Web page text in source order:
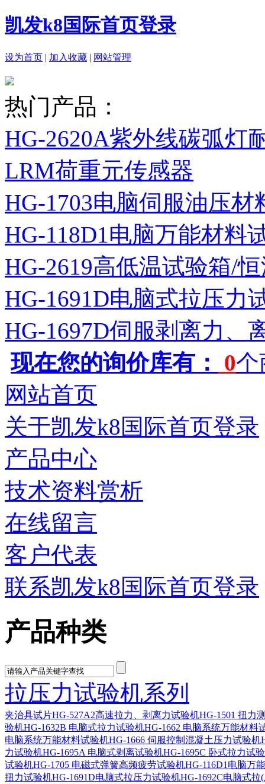
凯发k8国际首页登录
设为首页 | 加入收藏 | 网站管理
热门产品：
HG-2620A紫外线碳弧灯
LRM荷重元传感器
HG-1703电脑伺服油压材
HG-118D1电脑万能材料
HG-2619高低温试验箱/
HG-1691D电脑式拉压力
HG-1697D伺服剥离力、
现在您的询价库有：
0个
网站首页
关于凯发k8国际首页登录
产品中心
技术资料赏析
在线留言
客户代表
联系凯发k8国际首页登录
产品种类
拉压力试验机系列
夹治具试片HG-527A2高速拉力、剥离力试验机HG-1501 扭力
验机HG-1632B 电脑式拉力试验机HG-1662 电脑系统万能材料
电脑系统万能材料试验机HG-1666 伺服控制混凝土压力试验机
力试验机HG-1695A 电脑式剥离试验机HG-1695C 卧式拉力试
试验机HG-1705 电磁式弹簧高频疲劳试验机HG-116D1电脑万
扭力试验机HG-1691D电脑式拉压力试验机HG-1692C电脑式拉